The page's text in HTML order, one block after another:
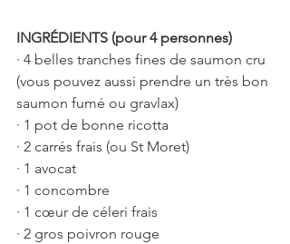
INGRÉDIENTS (pour 4 personnes)
· 4 belles tranches fines de saumon cru
(vous pouvez aussi prendre un très bon
saumon fumé ou gravlax)
· 1 pot de bonne ricotta
· 2 carrés frais (ou St Moret)
· 1 avocat
· 1 concombre
· 1 cœur de céleri frais
· 2 gros poivron rouge